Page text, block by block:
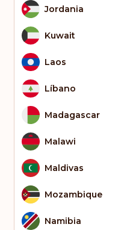
Jordania
Kuwait
Laos
Líbano
Madagascar
Malawi
Maldivas
Mozambique
Namibia